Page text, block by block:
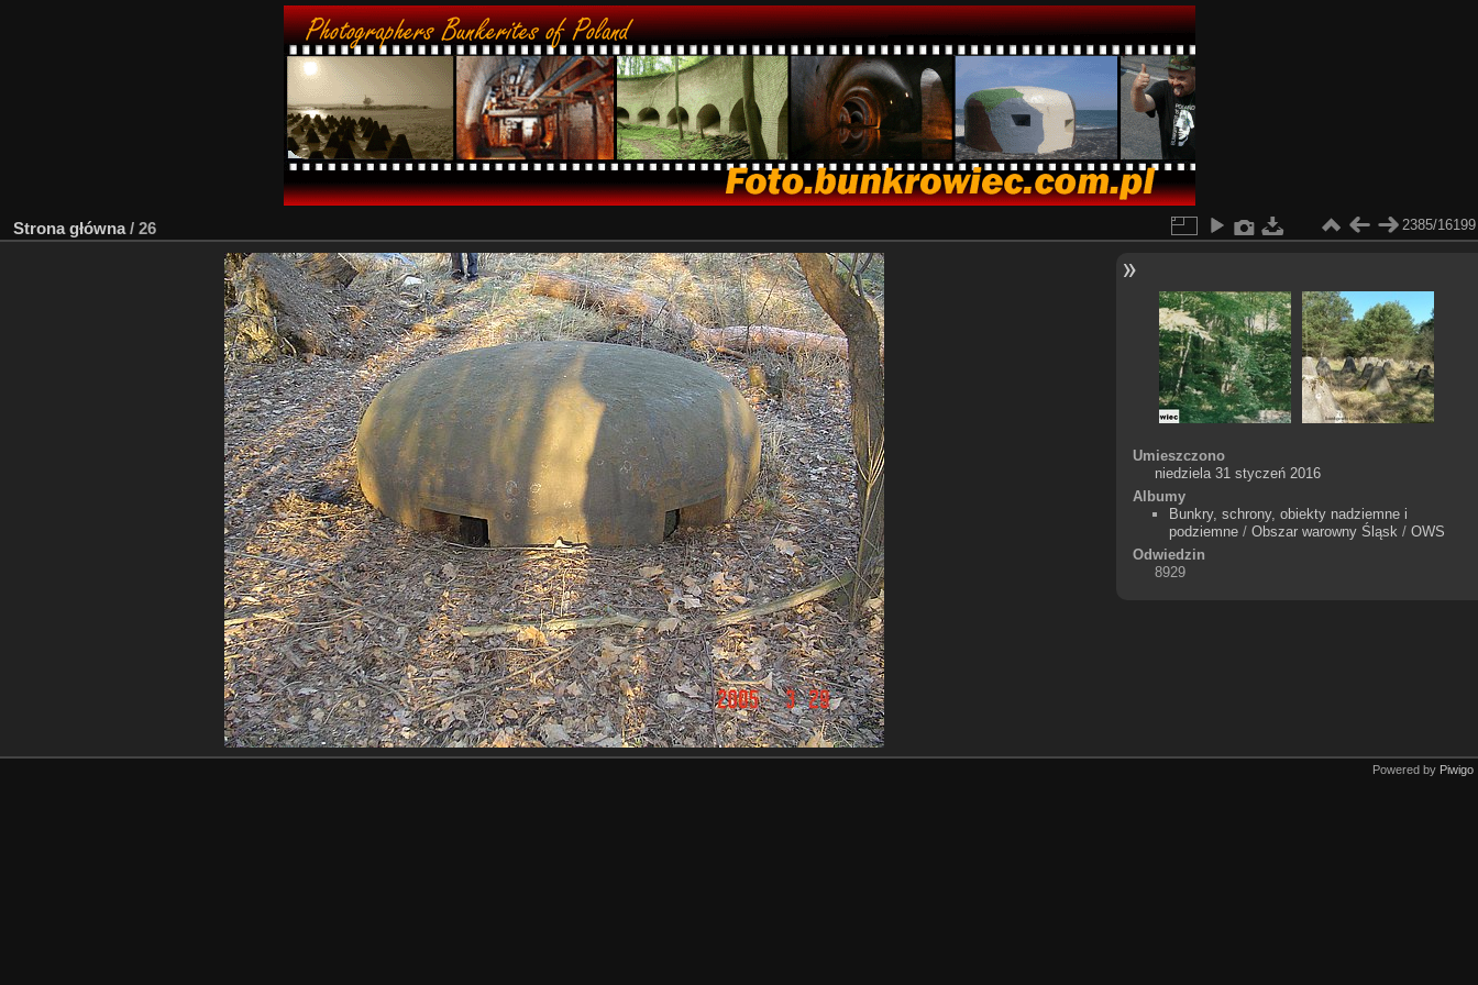
Strona główna/ 26 2385/16199
Umieszczono
niedziela 31 styczeń 2016
Albumy
Bunkry, schrony, obiekty nadziemne i
podziemne/ Obszar warowny Śląsk/ OWS
Odwiedzin
8929
Powered by Piwigo